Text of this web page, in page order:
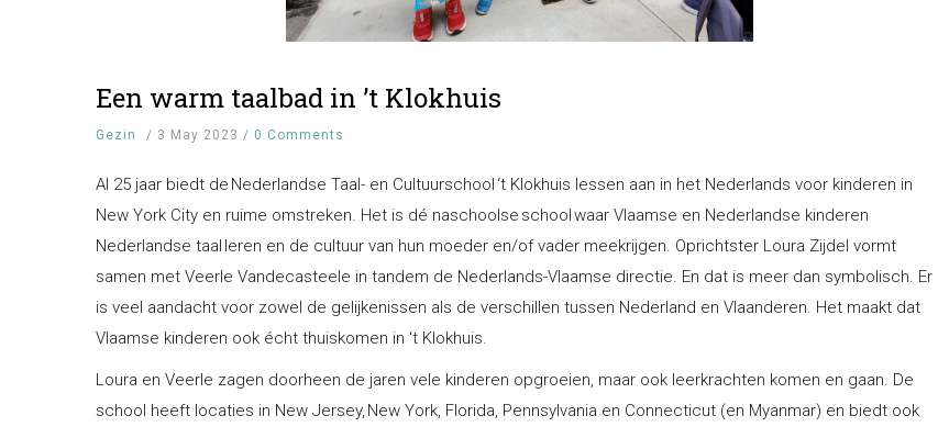
Een warm taalbad in ’t Klokhuis
Gezin / 3 May 2023 / 0 Comments
Al 25 jaar biedt de Nederlandse Taal- en Cultuurschool ‘t Klokhuis lessen aan in het Nederlands voor kinderen in
New York City en ruime omstreken. Het is dé naschoolse school waar Vlaamse en Nederlandse kinderen
Nederlandse taal leren en de cultuur van hun moeder en/of vader meekrijgen. Oprichtster Loura Zijdel vormt
samen met Veerle Vandecasteele in tandem de Nederlands-Vlaamse directie. En dat is meer dan symbolisch. Er
is veel aandacht voor zowel de gelijkenissen als de verschillen tussen Nederland en Vlaanderen. Het maakt dat
Vlaamse kinderen ook écht thuiskomen in ‘t Klokhuis.
Loura en Veerle zagen doorheen de jaren vele kinderen opgroeien, maar ook leerkrachten komen en gaan. De
school heeft locaties in New Jersey, New York, Florida, Pennsylvania en Connecticut (en Myanmar) en biedt ook